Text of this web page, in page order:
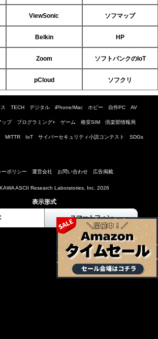
ViewSonic ソフマップ
Belkin HP
Zoom ソフトバンクのIoT
pCloud ソフクリ
TECH デジタル iPhone/Mac ホビー 自作PC AV
ップ プログラミング+ ゲーム 格安SIM 倶楽部情報局
MITTR IoT サイバーセキュリティ小説コンテスト SDGs
ーポリシー 運営会社 お問い合わせ 広告掲載
ASCII Research Laboratories, Inc. 2026
表示形式
スマートフォン